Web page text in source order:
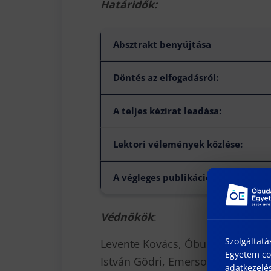
Határidők:
Absztrakt benyújtása
Döntés az elfogadásról:
A teljes kézirat leadása:
Lektori vélemények közlése:
A végleges publikáció benyújtása:
Védnökök:
Levente Kovács, Óbuda
István Gödri, Emerson
Egyetem